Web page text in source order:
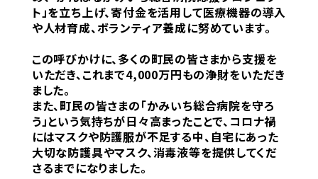
ト」を立ち上げ、寄付金を活用して医療機器の導入
や人材育成、ボランティア養成に努めています。
この呼びかけに、多くの町民の皆さまから支援を
いただき、これまで4,000万円もの浄財をいただき
ました。
また、町民の皆さまの「かみいち総合病院を守ろ
う」という気持ちが日々高まったことで、コロナ禍
にはマスクや防護服が不足する中、自宅にあった
大切な防護具やマスク、消毒液等を提供してくだ
さるまでになりました。